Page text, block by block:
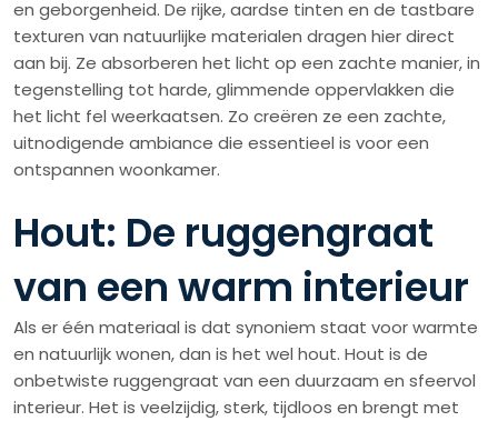
en geborgenheid. De rijke, aardse tinten en de tastbare
texturen van natuurlijke materialen dragen hier direct
aan bij. Ze absorberen het licht op een zachte manier, in
tegenstelling tot harde, glimmende oppervlakken die
het licht fel weerkaatsen. Zo creëren ze een zachte,
uitnodigende ambiance die essentieel is voor een
ontspannen woonkamer.
Hout: De ruggengraat
van een warm interieur
Als er één materiaal is dat synoniem staat voor warmte
en natuurlijk wonen, dan is het wel hout. Hout is de
onbetwiste ruggengraat van een duurzaam en sfeervol
interieur. Het is veelzijdig, sterk, tijdloos en brengt met